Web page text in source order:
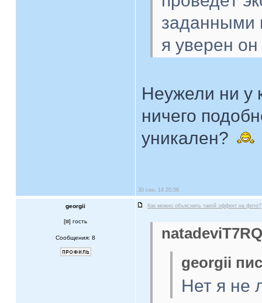
заданными
я уверен
Неужели ни у
ничего
уникален?
30 сен, 14 20:58
georgii Как можно объяснить такой эффект на фото?
[ ] гость
Сообщения: 8
georgii
Нет я не